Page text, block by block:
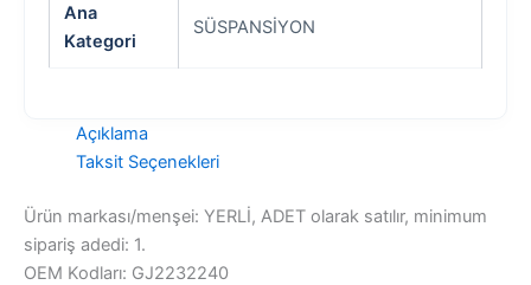
Ana
Kategori
SÜSPANSİYON
Açıklama
Taksit Seçenekleri
Ürün markası/menşei: YERLİ, ADET olarak satılır, minimum
sipariş adedi: 1.
OEM Kodları: GJ2232240